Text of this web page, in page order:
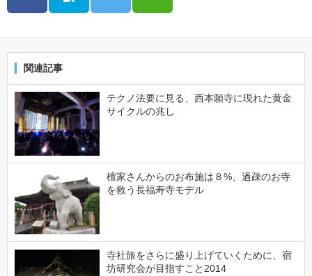
関連記事
テクノ法要に見る、西本願寺に現れた黄金
サイクルの兆し
檀家さんからのお布施は８%、過疎のお寺
を救う長福寿寺モデル
寺社旅をさらに盛り上げていくために、宿
坊研究会が目指すこと2014